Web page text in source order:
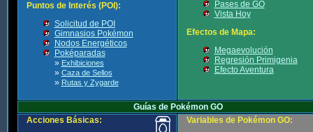
Puntos de Interés (POI):
Solicitud de POI
Gimnasios Pokémon
Nodos Energéticos
Poképaradas
» Exhibiciones
» Caza de Sellos
» Rutas y Zygarde
Pases de GO
Vista Hoy
Efectos de Mapa:
Megaevolución
Regresión Primigenia
Efecto Aventura
Guías de Pokémon GO
Acciones Básicas:
Variables de Pokémon GO: